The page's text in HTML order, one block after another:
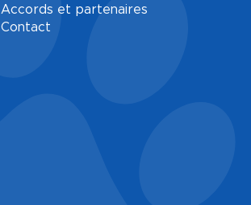
Accords et partenaires
Contact